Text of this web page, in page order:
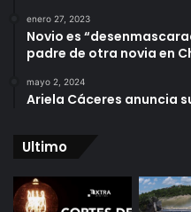
enero 27, 2023
Novio es
padre de otra novia en
mayo 2, 2024
Ariela Cáceres anuncia
Ultimo